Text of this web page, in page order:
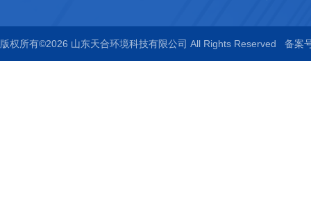
版权所有©2026 山东天合环境科技有限公司 All Rights Reserved 备案